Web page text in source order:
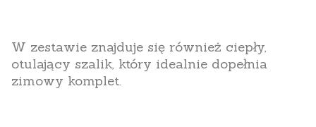
W zestawie znajduje się również ciepły,
otulający szalik, który idealnie dopełnia
zimowy komplet.